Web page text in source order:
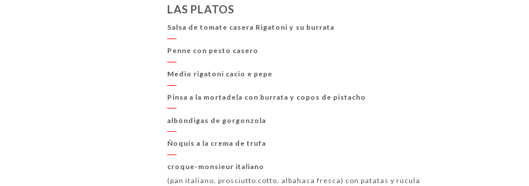
LAS PLATOS
Salsa de tomate casera Rigatoni y su burrata
Penne con pesto casero
Medio rigatoni cacio e pepe
Pinsa a la mortadela con burrata y copos de pistacho
albóndigas de gorgonzola
Ñoquis a la crema de trufa
croque-monsieur italiano
(pan italiano, prosciutto cotto, albahaca fresca) con patatas y rúcula